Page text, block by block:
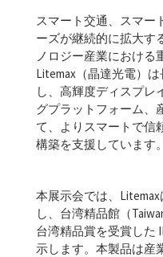
スマート交通、スマー
ーズが継続的に拡大す
ノロジー産業における
Litemax（晶達光電）
し、高輝度ディスプレ
グプラットフォーム、
て、よりスマートで信
構築を支援しています。
本展示会では、
し、台湾精品館（
台湾精品賞を受賞した
示します。本製品は産